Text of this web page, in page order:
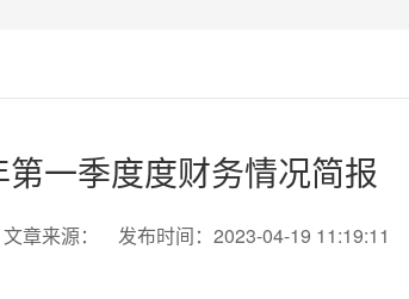
一季度度财务情况简报
章来源： 发布时间：2023-04-19 11:19:11